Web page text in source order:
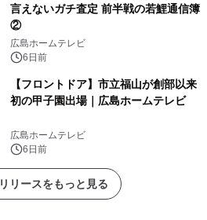
言えないガチ査定 前半戦の若鯉通信簿
②
広島ホームテレビ
6日前
【フロントドア】市立福山が創部以来
初の甲子園出場｜広島ホームテレビ
広島ホームテレビ
6日前
リースをもっと見る